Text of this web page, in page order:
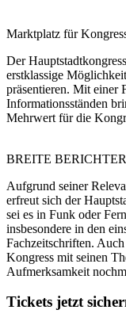
Marktplatz für
Der
erstklassige
präsentieren. Mit einer
Informationsständen
Mehrwert für die
BREITE
Aufgrund seiner
erfreut sich der
sei es in Funk oder
insbesondere in den
Fachzeitschriften.
Kongress mit seinen
Aufmerksamkeit
Tickets jetzt